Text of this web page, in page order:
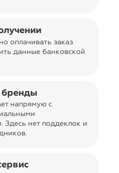
оплачивать заказ
данные банковской
напрямую с
Здесь нет поддеклок и
format_quote